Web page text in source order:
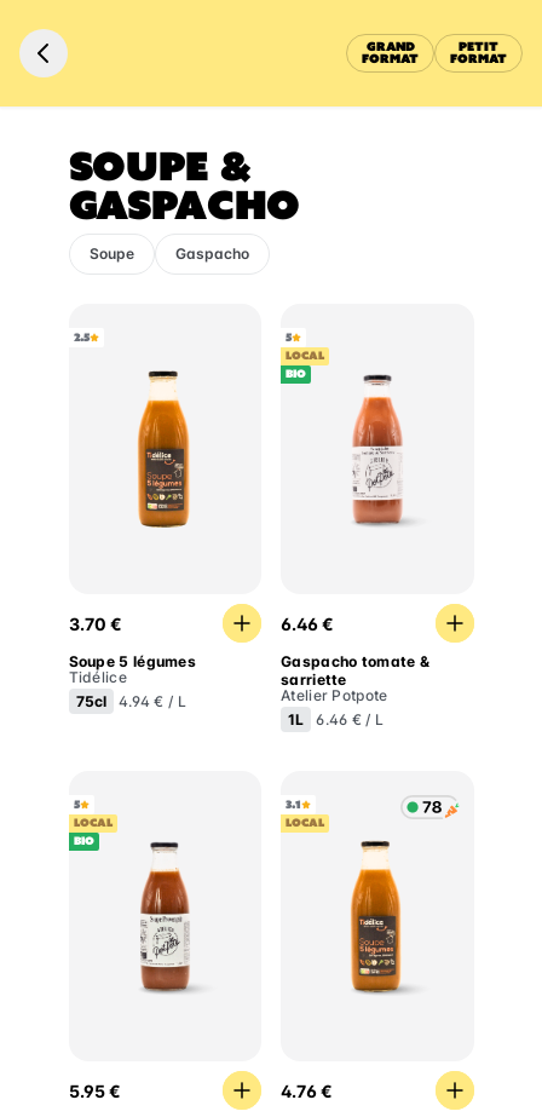
GRAND
FORMAT
PETIT
FORMAT
SOUPE &
GASPACHO
Soupe Gaspacho
2.5
3.70 €
Soupe 5 légumes
Tidélice
75cl
4.94 € / L
5
LOCAL
BIO
Gaspacho tomate &
6.46 €
Gaspacho tomate &
sarriette
Atelier Potpote
1L
6.46 € / L
5
LOCAL
BIO
Soupe provençale
5.95 €
3.1
LOCAL
4.76 €